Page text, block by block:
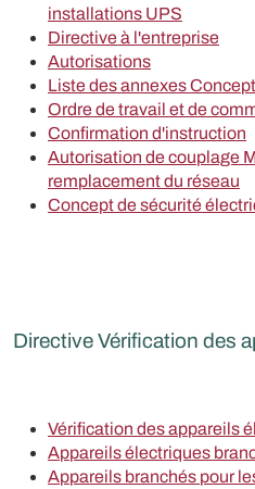
installations UPS
Directive à l'entreprise
Autorisations
Liste des annexes
Ordre de travail et de
Confirmation d'instruction
Autorisation de couplage
remplacement du réseau
Concept de sécurité
Directive Vérification des
Vérification des appareils
Appareils électriques
Appareils branchés pour